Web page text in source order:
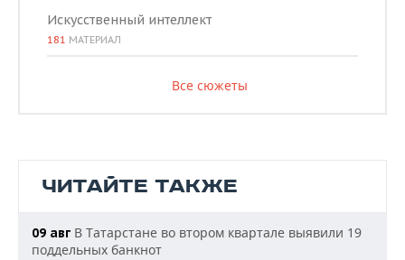
Искусственный интеллект
181 МАТЕРИАЛ
Все сюжеты
ЧИТАЙТЕ ТАКЖЕ
09 авг В Татарстане во втором квартале выявили 19
поддельных банкнот